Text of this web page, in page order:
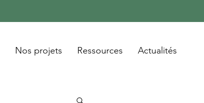
Nos projets Ressources Actualités